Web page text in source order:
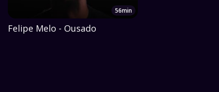
56min
Felipe Melo - Ousado